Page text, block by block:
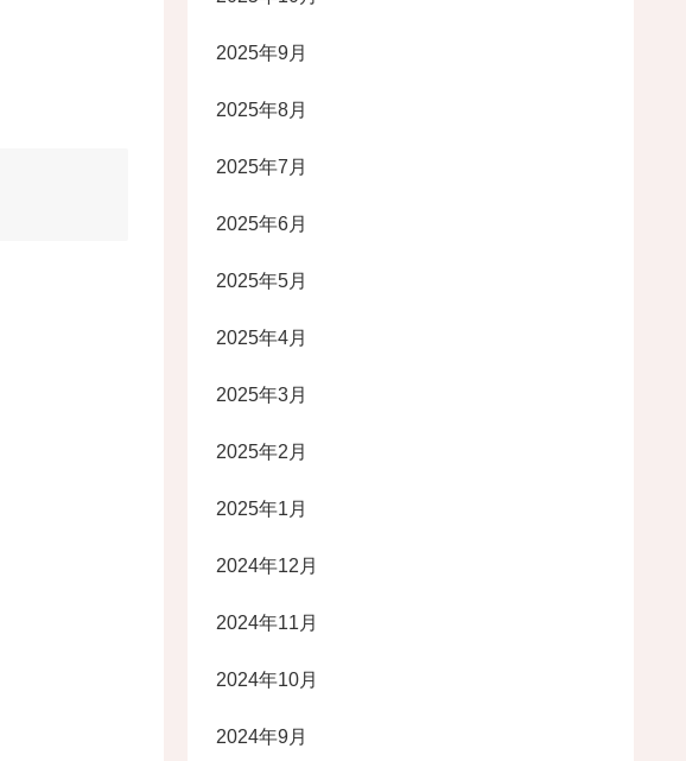
2025年9月
2025年8月
2025年7月
2025年6月
2025年5月
2025年4月
2025年3月
2025年2月
2025年1月
2024年12月
2024年11月
2024年10月
2024年9月